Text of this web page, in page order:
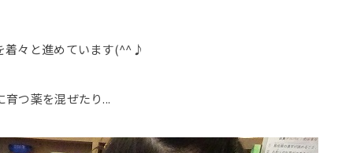
着々と進めています(^^♪
つ薬を混ぜたり...